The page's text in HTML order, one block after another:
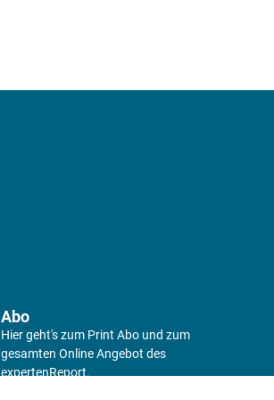
Abo
Hier geht's zum Print Abo und zum
gesamten Online Angebot des
expertenReport.